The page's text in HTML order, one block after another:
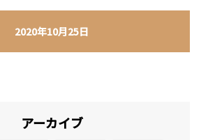
2020年10月25日
アーカイブ